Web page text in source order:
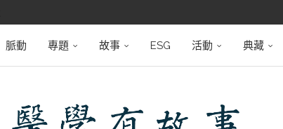
脈動 專題 故事 ESG 活動 典藏